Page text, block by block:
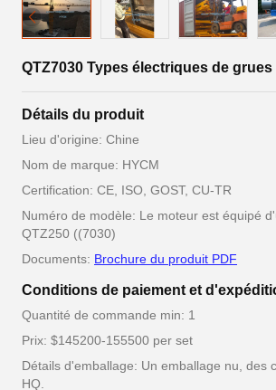
QTZ7030 Types électriques de grues
Détails du produit
Lieu d'origine: Chine
Nom de marque: HYCM
Certification: CE, ISO, GOST, CU-TR
Numéro de modèle: Le moteur est équipé
QTZ250 ((7030)
Documents: Brochure du produit PDF
Conditions de paiement et
Quantité de commande min: 1
Prix: $145200-155500 per set
Détails d'emballage: Un emballage nu, des
HQ.